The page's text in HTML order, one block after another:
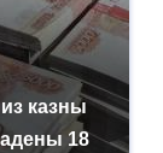
казны
18